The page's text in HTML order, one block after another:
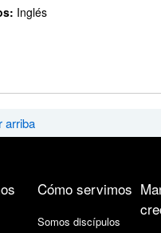
Inglés
arriba
Cómo servimos
Somos discípulos